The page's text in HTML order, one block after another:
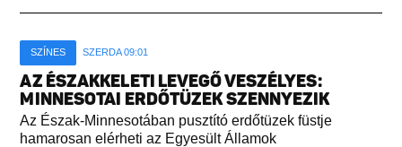
SZÍNES SZERDA 09:01
AZ ÉSZAKKELETI LEVEGŐ VESZÉLYES:
MINNESOTAI ERDŐTÜZEK SZENNYEZIK
Az Észak-Minnesotában pusztító erdőtüzek füstje
hamarosan elérheti az Egyesült Államok